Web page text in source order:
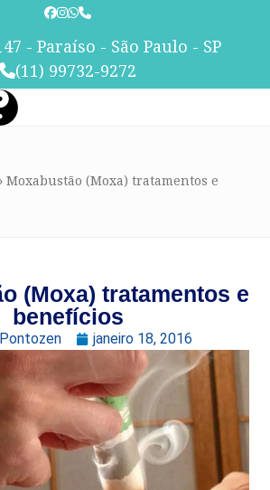
- Paraíso - São Paulo - SP
(11) 99732-9272
Moxabustão (Moxa) tratamentos e
(Moxa) tratamentos e
benefícios
janeiro 18, 2016